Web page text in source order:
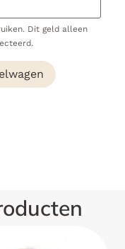
Dit geld alleen